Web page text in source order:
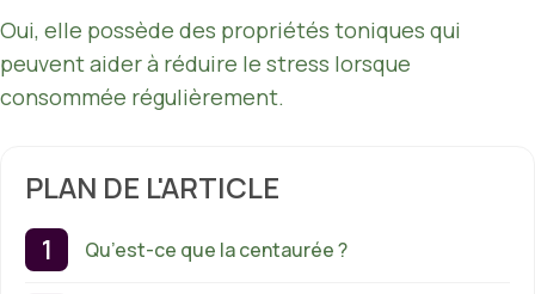
Oui, elle possède des propriétés toniques qui
peuvent aider à réduire le stress lorsque
consommée régulièrement.
PLAN DE L'ARTICLE
Qu’est-ce que la centaurée ?